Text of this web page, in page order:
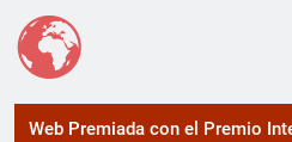
Web Premiada con el Premio